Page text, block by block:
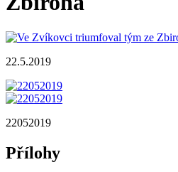
22.5.2019
22052019
Přílohy